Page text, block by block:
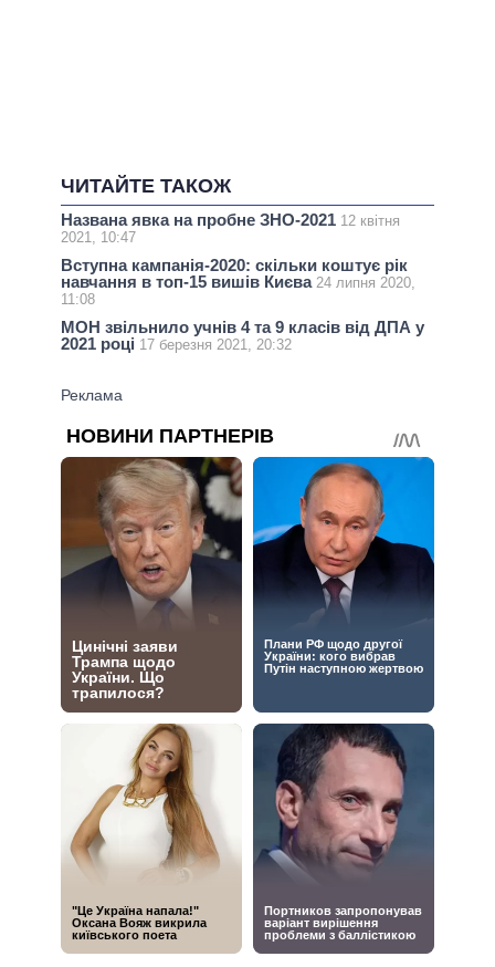
ЧИТАЙТЕ ТАКОЖ
Названа явка на пробне ЗНО-2021 12 квітня
2021, 10:47
Вступна кампанія-2020: скільки коштує рік
навчання в топ-15 вишів Києва 24 липня 2020,
11:08
МОН звільнило учнів 4 та 9 класів від ДПА у
2021 році 17 березня 2021, 20:32